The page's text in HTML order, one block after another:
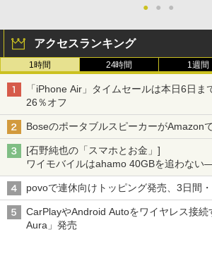
● ● ●
アクセスランキング
1時間 24時間 1週間
「iPhone Air」タイムセールは本日6日ま
26％オフ
BoseのポータブルスピーカーがAmazon
[石野純也の「スマホとお金」]
ワイモバイルはahamo 40GBを追わない
割」の安さと1年限定の注意点
povoで連休向けトッピング発売、3日間
CarPlayやAndroid Autoをワイヤレス接
Aura」発売